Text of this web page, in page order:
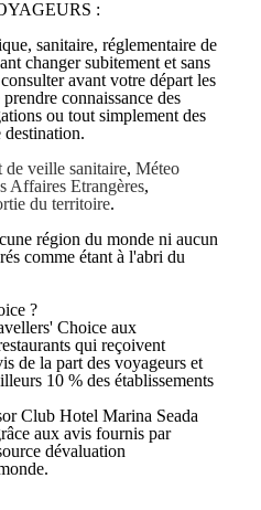
:
sanitaire, réglementaire de
changer subitement et sans
avant votre départ les
connaissance des
ou tout simplement des
de veille sanitaire, Méteo
Affaires Etrangères,
du territoire.
région du monde ni aucun
comme étant à l'abri du
?
Choice aux
qui reçoivent
de la part des voyageurs et
10 % des établissements
Club Hotel Marina Seada
aux avis fournis par
dévaluation